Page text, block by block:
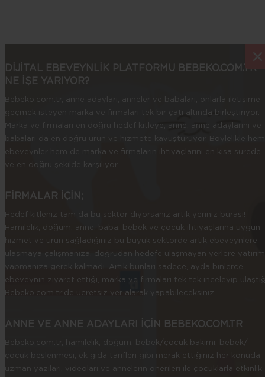
DİJİTAL EBEVEYNLİK PLATFORMU BEBEKO.COM.TR
NE İŞE YARIYOR?
Bebeko.com.tr, anne adayları, anneler ve babaları, onlarla iletişime
geçmek isteyen marka ve firmaları tek bir çatı altında birleştiriyor.
Marka ve firmaları en doğru hedef kitleye, anne, anne adaylarını ve
babaları da en doğru ürün ve hizmete kavuşturuyor. Böylelikle hem
ebeveynler hem de marka ve firmaların ihtiyaçlarını en kısa sürede
ve en doğru şekilde karşılıyor.
FİRMALAR İÇİN;
Hedef kitleniz tam da bu sektör diyorsanız artık yeriniz burası!
Hamilelik, doğum, anne, baba, bebek ve çocuk ihtiyaçlarına uygun
hizmet ve ürün sağladığınız bu büyük sektörde artık ebeveynlere
ulaşmaya çalışmanıza, doğrudan hedefe ulaşmayan yerlere yatırım
yapmanıza gerek kalmadı. Artık bunları sadece, ayda binlerce
ebeveynin ziyaret ettiği, marka ve firmaları tek tek inceleyip
Bebeko.com.tr’de ücretsiz yer alarak yapabileceksiniz.
ANNE VE ANNE ADAYLARI İÇİN BEBEKO.COM.TR
Bebeko.com.tr, hamilelik, doğum, bebek/çocuk bakımı, bebek/
çocuk beslenmesi, ek gıda tarifleri gibi merak ettiğiniz her konuda
uzman yazıları, videoları ve annelerin önerileri ile çocuklarla etkinlik